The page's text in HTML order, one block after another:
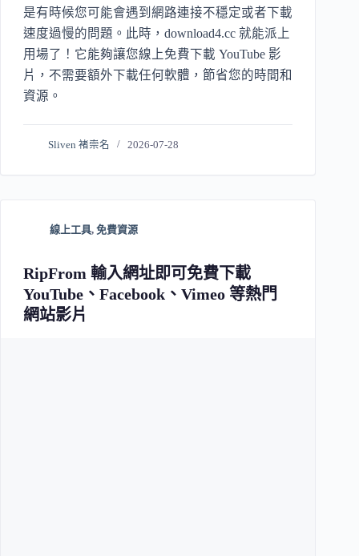
是有時候您可能會遇到網路連接不穩定或者下載
速度過慢的問題。此時，download4.cc 就能派上
用場了！它能夠讓您線上免費下載 YouTube 影
片，不需要額外下載任何軟體，節省您的時間和
資源。
Sliven 褚崇名 2026-07-28
線上工具, 免費資源
RipFrom 輸入網址即可免費下載
YouTube、Facebook、Vimeo 等熱門
網站影片